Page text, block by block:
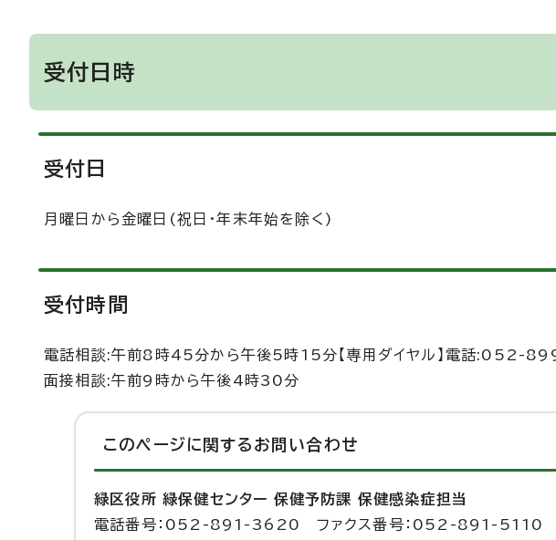
受付日時
受付日
月曜日から金曜日(祝日・年末年始を除く)
受付時間
電話相談:午前8時45分から午後5時15分【専用ダイヤル】電話:052-
面接相談:午前9時から午後4時30分
このページに関する お問い合わせ
緑区役所 緑保健センター 保健予防課 保健感染症担当
電話番号：052-891-3620 ファクス番号：052-891-5110